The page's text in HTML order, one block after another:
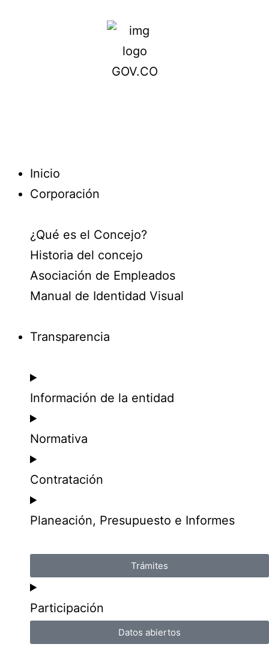
Inicio
Corporación
¿Qué es el Concejo?
Historia del concejo
Asociación de Empleados
Manual de Identidad Visual
Transparencia
Información de la entidad
Normativa
Contratación
Planeación, Presupuesto e Informes
Trámites
Participación
Datos abiertos